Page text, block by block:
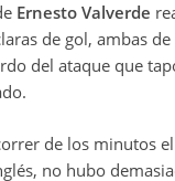
Ernesto Valverde
de gol, ambas de
del ataque que
de los minutos
no hubo